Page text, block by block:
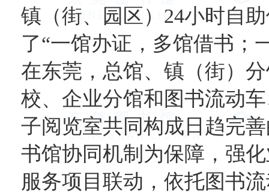
镇（街、园区）24小时自
了“一馆办证，多馆借书；
在东莞，总馆、镇（街）
校、企业分馆和图书流动
子阅览室共同构成日趋完
书馆协同机制为保障，强
服务项目联动，依托图书